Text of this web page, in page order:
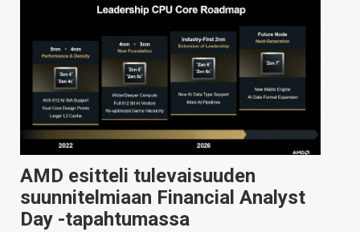
AMD esitteli tulevaisuuden
suunnitelmiaan Financial Analyst
Day -tapahtumassa